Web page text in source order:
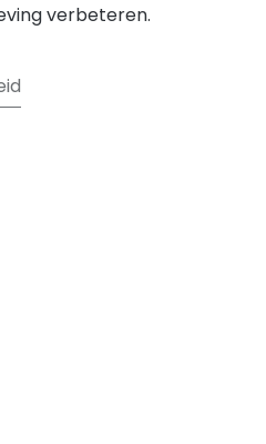
verbeteren.